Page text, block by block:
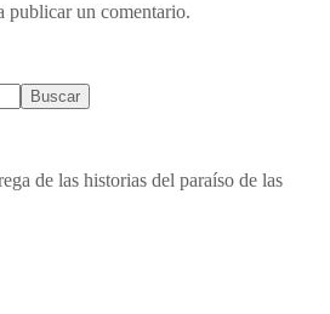
publicar un comentario.
de las historias del paraíso de las